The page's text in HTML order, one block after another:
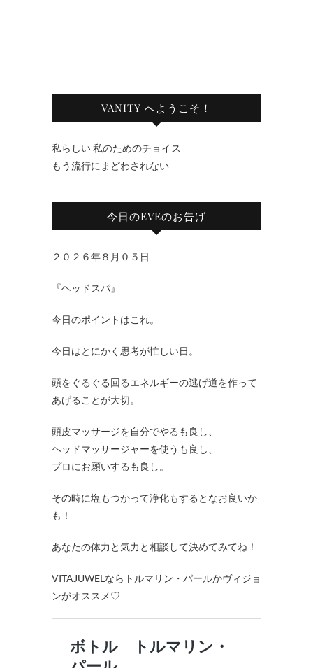
VANITY へようこそ！
私らしい 私のためのチョイス
もう流行にまどわされない
今日のEVEのお告げ
２０２６年８月０５日
『ヘッドスパ』
今日のポイントはこれ。
今日はとにかく思考が忙しい日。
頭をぐるぐる回るエネルギーの逃げ道を作って
あげることが大切。
頭皮マッサージを自分でやるも良し、
ヘッドマッサージャーを使うも良し、
プロにお願いするも良し。
その時に塩もつかって浄化もするとなお良いか
も！
あなたの体力と気力と相談して決めてみてね！
VITAJUWELならトルマリン・パールかヴィジョ
ンがオススメ♡